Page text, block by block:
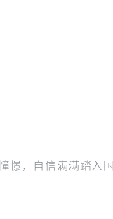
憬，自信满满踏入